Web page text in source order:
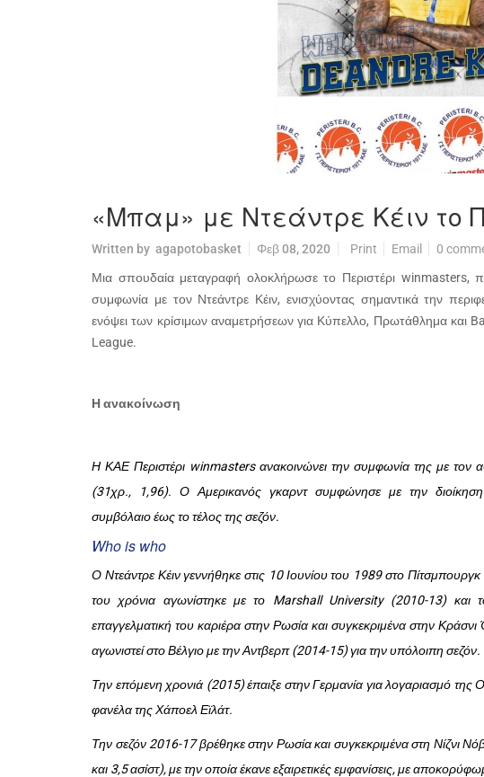
«Μπαμ» με Ντεάντρε Κέιν το
Written by agapotobasket Φεβ 08, 2020 Print Email 0
Μια σπουδαία μεταγραφή ολοκλήρωσε το Περιστέρι winmasters,
συμφωνία με τον Ντεάντρε Κέιν, ενισχύοντας σημαντικά την
ενόψει των κρίσιμων αναμετρήσεων για Κύπελλο, Πρωτάθλημα και
League.
Η ανακοίνωση
Η ΚΑΕ Περιστέρι winmasters ανακοινώνει την συμφωνία της με τον
(31χρ., 1,96). Ο Αμερικανός γκαρντ συμφώνησε με την
συμβόλαιο έως το τέλος της σεζόν.
Who is who
Ο Ντεάντρε Κέιν γεννήθηκε στις 10 Ιουνίου του 1989 στο
του χρόνια αγωνίστηκε με το Marshall University (2010-13) και
επαγγελματική του καριέρα στην Ρωσία και συγκεκριμένα στην Κράσνι
αγωνιστεί στο Βέλγιο με την Αντβερπ (2014-15) για την υπόλοιπη σεζόν.
Την επόμενη χρονιά (2015) έπαιξε στην Γερμανία για λογαριασμό
φανέλα της Χάποελ Εϊλάτ.
Την σεζόν 2016-17 βρέθηκε στην Ρωσία και συγκεκριμένα στη Νίζνι
και 3,5 ασίστ), με την οποία έκανε εξαιρετικές εμφανίσεις, με